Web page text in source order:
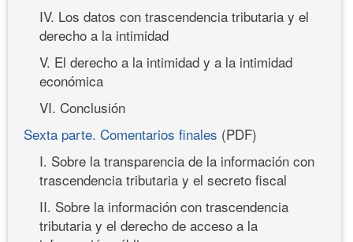
IV. Los datos con trascendencia tributaria y el
derecho a la intimidad
V. El derecho a la intimidad y a la intimidad
económica
VI. Conclusión
Sexta parte. Comentarios finales (PDF)
I. Sobre la transparencia de la información con
trascendencia tributaria y el secreto fiscal
II. Sobre la información con trascendencia
tributaria y el derecho de acceso a la